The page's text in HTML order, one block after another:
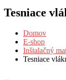
Tesniace
Domov
E-shop
Inštalačný
Tesniace